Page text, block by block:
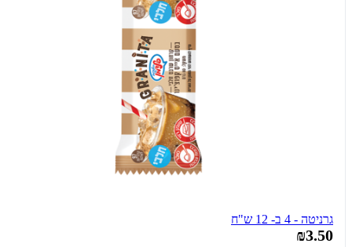
גרניטה - 4 ב- 12 ש"ח
₪3.50